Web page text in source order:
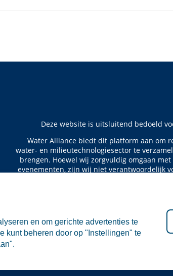
Deze website is uitsluitend bedoeld
Water Alliance biedt dit platform aan om
water- en milieutechnologiesector te
brengen. Hoewel wij zorgvuldig omgaan
evenementen, zijn wij niet verantwoordelijk
aan de vermelde evenementen. Water
aansprakelijkheid voor directe of indirecte
en om gerichte advertenties te
kunt beheren door op "Instellingen" te